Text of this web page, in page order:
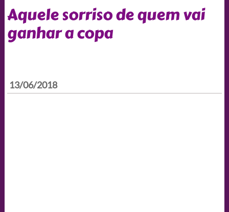
Aquele sorriso de quem vai
ganhar a copa
13/06/2018